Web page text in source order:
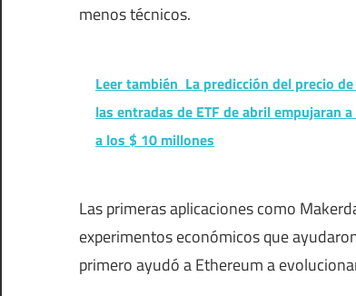
menos técnicos.
Leer también La predicción del precio
las entradas de ETF de abril empujaran
a los $ 10 millones
Las primeras aplicaciones como
experimentos económicos que
primero ayudó a Ethereum a